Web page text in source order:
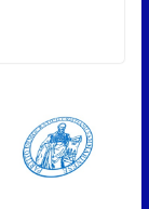
Marino.
di
agosto